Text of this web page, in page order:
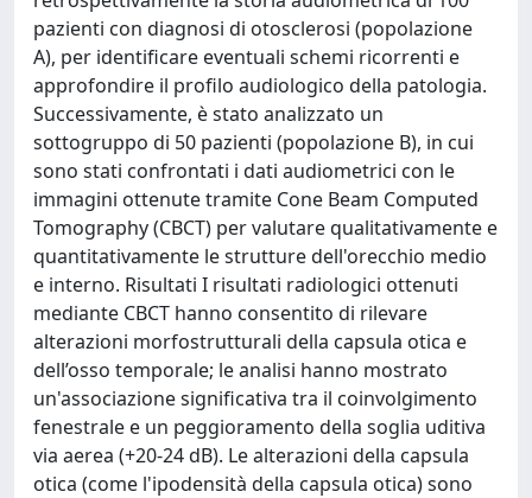
pazienti con diagnosi di otosclerosi (popolazione
A), per identificare eventuali schemi ricorrenti e
approfondire il profilo audiologico della patologia.
Successivamente, è stato analizzato un
sottogruppo di 50 pazienti (popolazione B), in cui
sono stati confrontati i dati audiometrici con le
immagini ottenute tramite Cone Beam Computed
Tomography (CBCT) per valutare qualitativamente e
quantitativamente le strutture dell'orecchio medio
e interno. Risultati I risultati radiologici ottenuti
mediante CBCT hanno consentito di rilevare
alterazioni morfostrutturali della capsula otica e
dell’osso temporale; le analisi hanno mostrato
un'associazione significativa tra il coinvolgimento
fenestrale e un peggioramento della soglia uditiva
via aerea (+20-24 dB). Le alterazioni della capsula
otica (come l'ipodensità della capsula otica) sono